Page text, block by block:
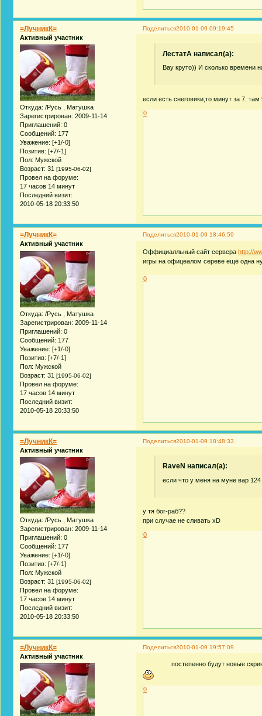
Поделиться2010-01-09 09:19:45
=ЛучникК=
Активный участник
Откуда: /Русь , Матушка
Зарегистрирован: 2009-11-14
Приглашений: 0
Сообщений: 177
Уважение: [+1/-0]
Позитив: [+7/-1]
Пол: Мужской
Возраст: 31 [1995-06-02]
Провел на форуме:
17 часов 14 минут
Последний визит:
2010-05-18 20:33:50
ЛестатА написал(а):
Вау круто)) И сколько времени
если есть снеговики,то минут за 7.
0
Поделиться2010-01-09 18:46:59
=ЛучникК=
Активный участник
Откуда: /Русь , Матушка
Зарегистрирован: 2009-11-14
Приглашений: 0
Сообщений: 177
Уважение: [+1/-0]
Позитив: [+7/-1]
Пол: Мужской
Возраст: 31 [1995-06-02]
Провел на форуме:
17 часов 14 минут
Последний визит:
2010-05-18 20:33:50
Оффициалльный сайт сервераhttp://
игры на офицеалом сереве ещё одна
0
Поделиться2010-01-09 18:48:33
=ЛучникК=
Активный участник
Откуда: /Русь , Матушка
Зарегистрирован: 2009-11-14
Приглашений: 0
Сообщений: 177
Уважение: [+1/-0]
Позитив: [+7/-1]
Пол: Мужской
Возраст: 31 [1995-06-02]
Провел на форуме:
17 часов 14 минут
Последний визит:
2010-05-18 20:33:50
RaveN написал(а):
если что у меня на муне вар
у тя бог-раб??
при случае не сливать xD
0
Поделиться2010-01-09 19:57:09
=ЛучникК=
Активный участник
постепенно будут новые
0